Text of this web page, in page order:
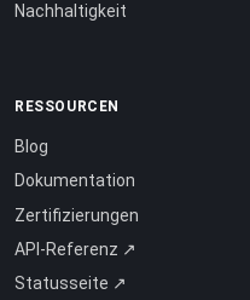
Nachhaltigkeit
RESSOURCEN
Blog
Dokumentation
Zertifizierungen
API-Referenz ↗
Statusseite ↗